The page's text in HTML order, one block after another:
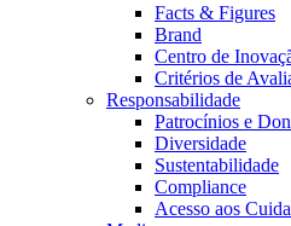
Facts & Figures
Brand
Centro de
Critérios de
Responsabilidade
Patrocínios e
Diversidade
Sustentabilidade
Compliance
Acesso aos